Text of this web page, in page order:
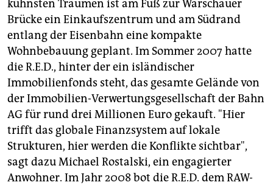
kühnsten Träumen ist am Fuß zur Warschauer
Brücke ein Einkaufszentrum und am Südrand
entlang der Eisenbahn eine kompakte
Wohnbebauung geplant. Im Sommer 2007 hatte
die R.E.D., hinter der ein isländischer
Immobilienfonds steht, das gesamte Gelände von
der Immobilien-Verwertungsgesellschaft der Bahn
AG für rund drei Millionen Euro gekauft. "Hier
trifft das globale Finanzsystem auf lokale
Strukturen, hier werden die Konflikte sichtbar",
sagt dazu Michael Rostalski, ein engagierter
Anwohner. Im Jahr 2008 bot die R.E.D. dem RAW-